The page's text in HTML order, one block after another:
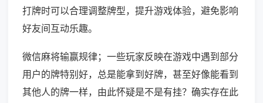
打牌时可以合理调整牌型，提升游戏体验，避免影响
好友间互动乐趣。
微信麻将输赢规律；一些玩家反映在游戏中遇到部分
用户的牌特别好，总是能拿到好牌，甚至好像能看到
其他人的牌一样，由此怀疑是不是有挂？确实存在此